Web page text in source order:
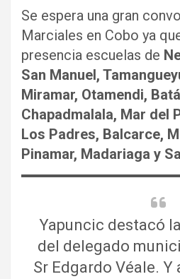
Se espera una gran
Marciales en Cobo ya
presencia escuelas de
San Manuel,
Miramar, Otamendi,
Chapadmalala, Mar del
Los Padres, Balcarce,
Pinamar, Madariaga y
Yapuncic destacó
del delegado
Sr Edgardo Véale.